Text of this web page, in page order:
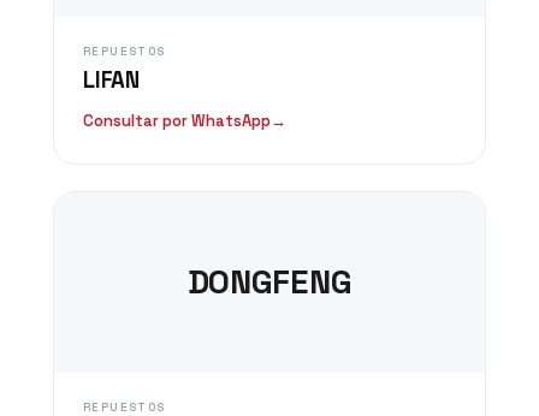
REPUESTOS
LIFAN
Consultar por WhatsApp→
DONGFENG
REPUESTOS